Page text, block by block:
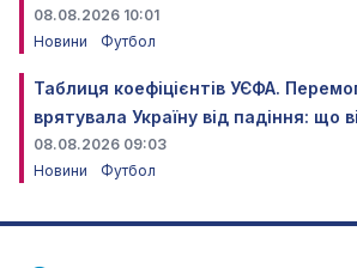
08.08.2026 10:01
Новини
Футбол
Таблиця коефіцієнтів УЄФА.
врятувала Україну від падіння: що
08.08.2026 09:03
Новини
Футбол